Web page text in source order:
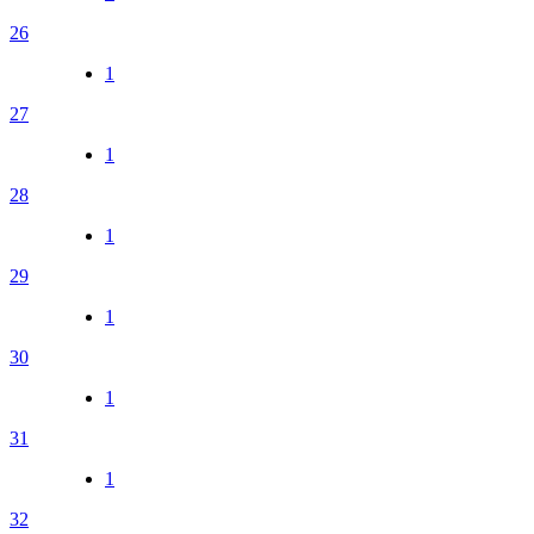
26
1
27
1
28
1
29
1
30
1
31
1
32